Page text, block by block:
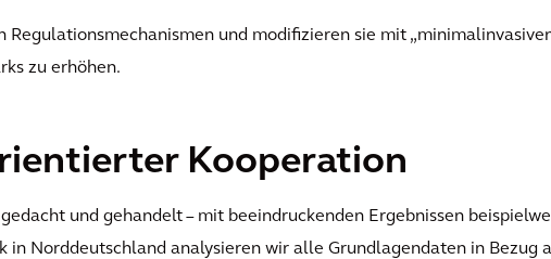
und modifizieren sie mit
zu erhöhen.
Kooperation
und gehandelt – mit beeindruckenden Ergebnissen
in Norddeutschland analysieren wir alle Grundlagendaten in Bezug